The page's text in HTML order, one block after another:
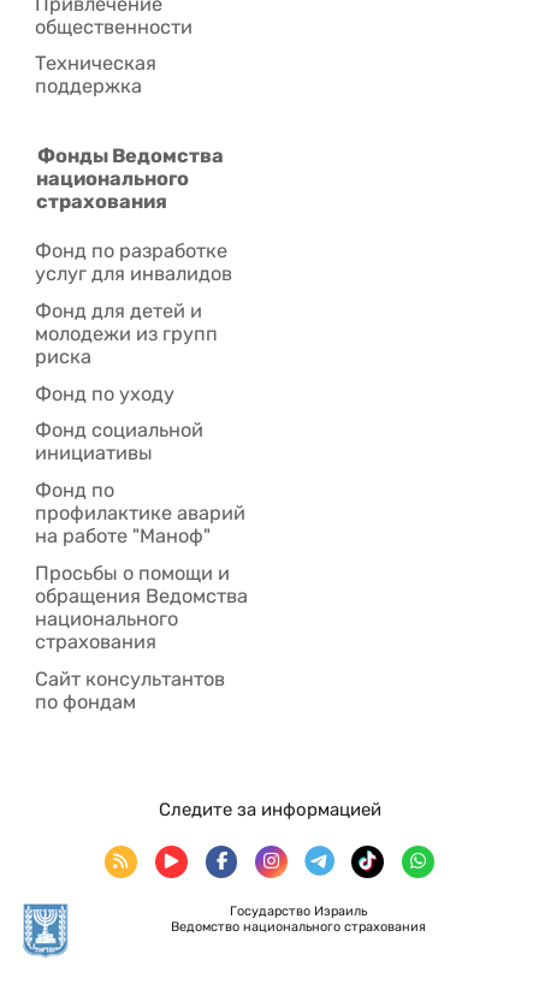
общественности
Техническая
поддержка
Фонды Ведомства
национального
страхования
Фонд по разработке
услуг для инвалидов
Фонд для детей и
молодежи из групп
риска
Фонд по уходу
Фонд социальной
инициативы
Фонд по
профилактике аварий
на работе "Маноф"
Просьбы о помощи и
обращения Ведомства
национального
страхования
Сайт консультантов
по фондам
Государство Израиль
Ведомство национального страхования
Следите за информацией